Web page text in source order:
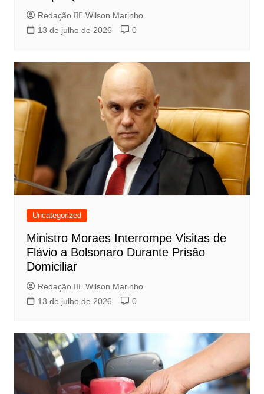
Redação 👨‍⚖️​ Wilson Marinho
13 de julho de 2026
0
Uncategorized
Ministro Moraes Interrompe Visitas de
Flávio a Bolsonaro Durante Prisão
Domiciliar
Redação 👨‍⚖️​ Wilson Marinho
13 de julho de 2026
0